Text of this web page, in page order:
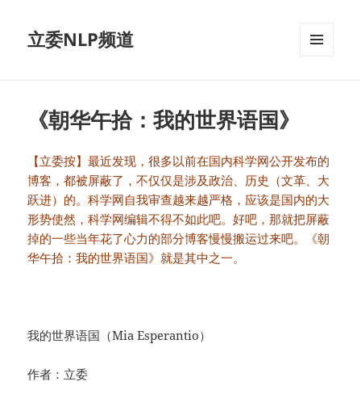
立委NLP频道
《朝华午拾：我的世界语国》
【立委按】最近发现，很多以前在国内科学网公开发布的
博客，都被屏蔽了，不仅仅是涉及政治、历史（文革、大
跃进）的。科学网自我审查越来越严格，应该是国内的大
形势使然，科学网编辑不得不如此吧。好吧，那就把屏蔽
掉的一些当年花了心力的部分博客慢慢搬运过来吧。《朝
华午拾：我的世界语国》就是其中之一。
我的世界语国（Mia Esperantio）
作者：立委